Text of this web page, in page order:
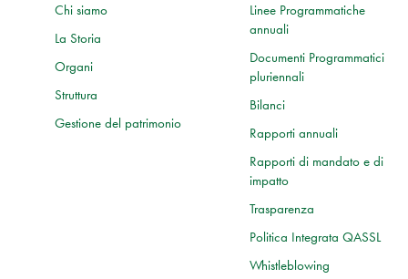
Chi siamo
La Storia
Organi
Struttura
Gestione del patrimonio
Linee Programmatiche
annuali
Documenti Programmatici
pluriennali
Bilanci
Rapporti annuali
Rapporti di mandato e di
impatto
Trasparenza
Politica Integrata QASSL
Whistleblowing